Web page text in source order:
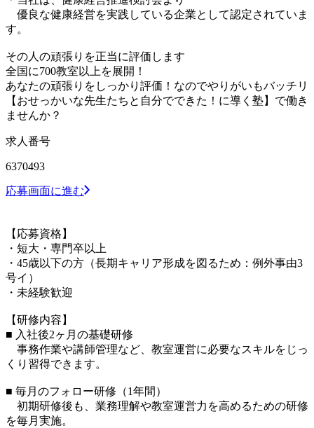
優良な健康経営を実践している企業として認定されていま
す。
その人の頑張りを正当に評価します
全国に700教室以上を展開！
あなたの頑張りをしっかり評価！なのでやりがいもバッチリ
【おせっかいな先生たちと自分でできた！に導く塾】で働き
ませんか？
求人番号
6370493
応募画面に進む
【応募資格】
・短大・専門卒以上
・45歳以下の方（長期キャリア形成を図るため：例外事由3
号イ）
・未経験歓迎
【研修内容】
■ 入社後2ヶ月の基礎研修
事務作業や講師管理など、教室運営に必要なスキルをじっ
くり習得できます。
■ 毎月のフォロー研修（1年間）
初期研修後も、業務理解や教室運営力を高めるための研修
を毎月実施。